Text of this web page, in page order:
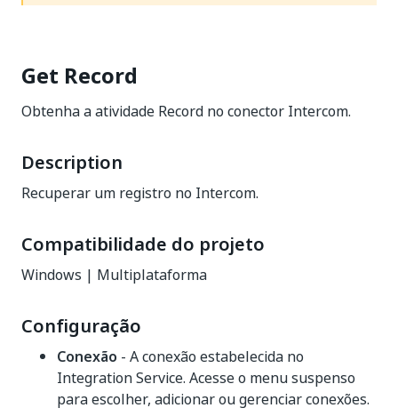
Get Record
Obtenha a atividade Record no conector Intercom.
Description
Recuperar um registro no Intercom.
Compatibilidade do projeto
Windows | Multiplataforma
Configuração
Conexão - A conexão estabelecida no
Integration Service. Acesse o menu suspenso
para escolher, adicionar ou gerenciar conexões.